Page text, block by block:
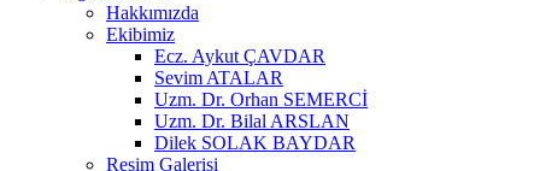
Hakkımızda
Ekibimiz
Ecz. Aykut ÇAVDAR
Sevim ATALAR
Uzm. Dr. Orhan SEMERCİ
Uzm. Dr. Bilal ARSLAN
Dilek SOLAK BAYDAR
Resim Galerisi